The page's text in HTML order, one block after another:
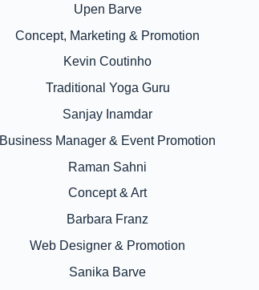
Upen Barve
Concept, Marketing & Promotion
Kevin Coutinho
Traditional Yoga Guru
Sanjay Inamdar
Business Manager & Event Promotion
Raman Sahni
Concept & Art
Barbara Franz
Web Designer & Promotion
Sanika Barve